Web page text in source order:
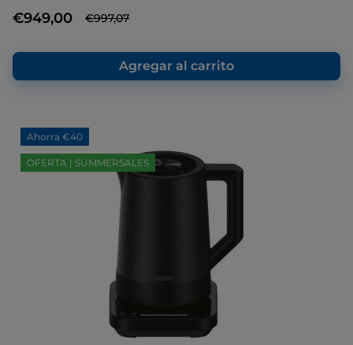
Enlace
en
misma
página.
€949,00 €997,07
Agregar al carrito
Ahorra €40
OFERTA | SUMMERSALES